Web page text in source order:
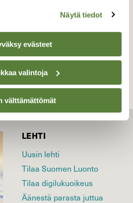
Näytä tiedot
evästeet
valintoja
välttämättömät
LISTAAN
LEHTI
Uusin lehti
Tilaa Suomen Luonto
Tilaa digilukuoikeus
Äänestä parasta juttua